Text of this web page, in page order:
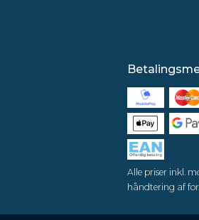
Alle priser inkl.
håndtering af